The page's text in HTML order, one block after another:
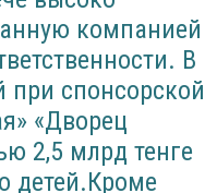
компанией
В
при спонсорской
«Дворец
2,5 млрд тенге
детей.Кроме